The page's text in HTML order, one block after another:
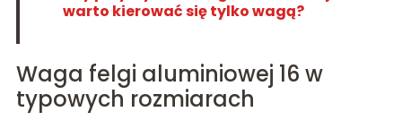
warto kierować się tylko wagą?
Waga felgi aluminiowej 16 w
typowych rozmiarach